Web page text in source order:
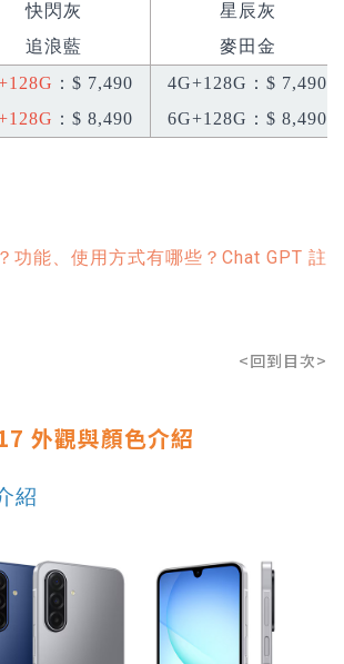
快閃灰
追浪藍
星辰灰
麥田金
：$ 7,490
：$ 8,490
4G+128G：$ 7,490
6G+128G：$ 8,490
功能、使用方式有哪些？Chat GPT 註
<回到目次>
外觀與顏色介紹
紹